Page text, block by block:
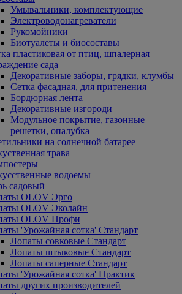
Умывальники, комплектующие
Электроводонагреватели
Рукомойники
Биотуалеты и биосоставы
пластиковая от птиц, шпалерная
сада
Декоративные заборы, грядки, клумбы
Сетка фасадная, для притенения
Бордюрная лента
Декоративные изгороди
Модульное покрытие, газонные
решетки, опалубка
на солнечной батарее
трава
водоемы
садовый
OLOV Эрго
OLOV Эколайн
OLOV Профи
'Урожайная сотка' Стандарт
Лопаты совковые Стандарт
Лопаты штыковые Стандарт
Лопаты саперные Стандарт
'Урожайная сотка' Практик
других производителей